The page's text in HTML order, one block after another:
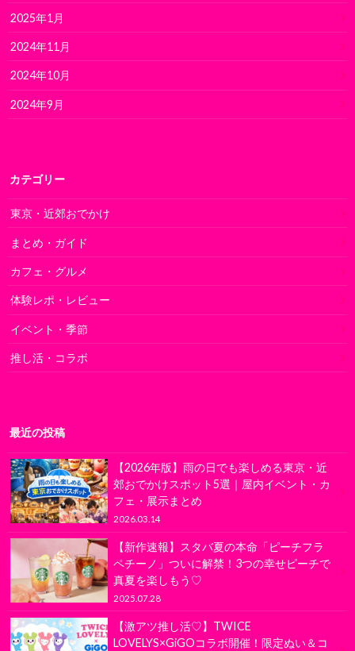
2025年1月
2024年11月
2024年10月
2024年9月
カテゴリー
東京・近郊おでかけ
まとめ・ガイド
カフェ・グルメ
体験レポ・レビュー
イベント・季節
推し活・コラボ
最近の投稿
【2026年版】雨の日でも楽しめる東京・近
郊おでかけスポット5選｜屋内イベント・カ
フェ・展示まとめ
2026.03.14
【新作速報】スタバ夏の本命「ピーチフラ
ペチーノ」ついに解禁！3つの幸せピーチで
真夏を楽しもう♡
2025.07.28
【激アツ推し活♡】TWICE
LOVELYS×GiGOコラボ開催！限定ぬい＆コ